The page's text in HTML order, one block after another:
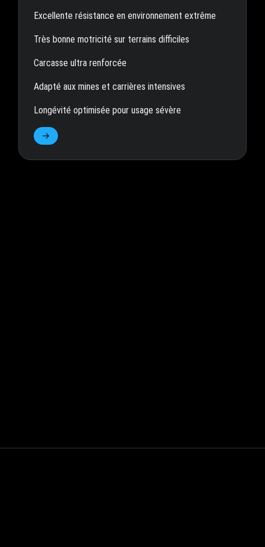
Excellente résistance en environnement extrême
Très bonne motricité sur terrains difficiles
Carcasse ultra renforcée
Adapté aux mines et carrières intensives
Longévité optimisée pour usage sévère